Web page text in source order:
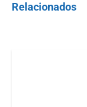
Relacionados